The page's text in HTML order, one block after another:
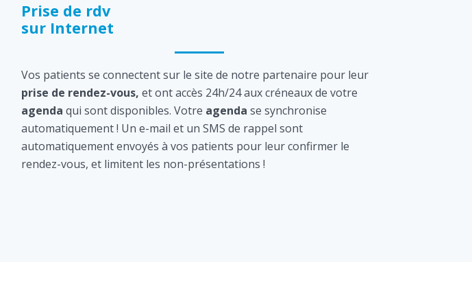
Prise de rdv
sur Internet
Vos patients se connectent sur le site de notre partenaire pour leur
prise de rendez-vous, et ont accès 24h/24 aux créneaux de votre
agenda qui sont disponibles. Votre agenda se synchronise
automatiquement ! Un e-mail et un SMS de rappel sont
automatiquement envoyés à vos patients pour leur confirmer le
rendez-vous, et limitent les non-présentations !